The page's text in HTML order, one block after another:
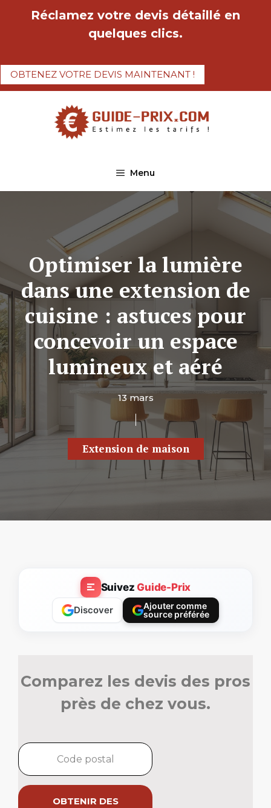
Réclamez votre devis détaillé en
quelques clics.
OBTENEZ VOTRE DEVIS MAINTENANT !
Menu
Optimiser la lumière
dans une extension de
cuisine : astuces pour
concevoir un espace
lumineux et aéré
13 mars
Extension de maison
SuivezGuide-Prix
Discover
Ajouter comme
source préférée
Comparez les devis des pros
près de chez vous.
OBTENIR DES